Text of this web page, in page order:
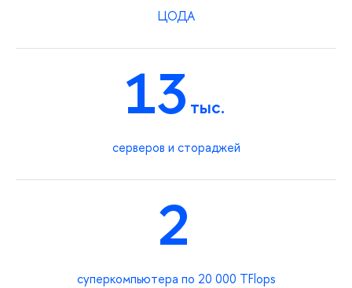
ЦОДА
13 тыс.
серверов и стораджей
2
суперкомпьютера по 20 000 TFlops